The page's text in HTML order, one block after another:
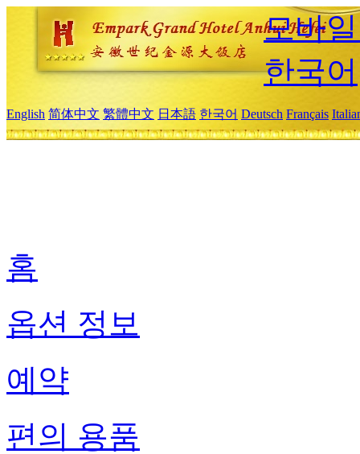
모바
한국어
English 简体中文 繁體中文 日本語 한국어 Deutsch Français
홈
옵션 정보
예약
편의 용품